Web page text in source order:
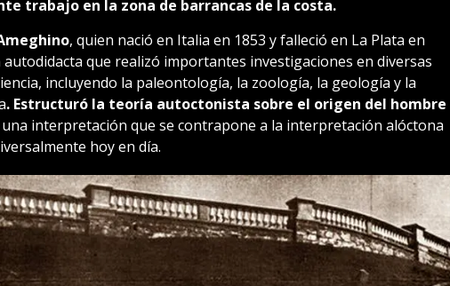
trabajo en la zona de barrancas de la costa.
, quien nació en Italia en 1853 y falleció en La Plata en
autodidacta que realizó importantes investigaciones en diversas
incluyendo la paleontología, la zoología, la geología y la
. Estructuró la teoría autoctonista sobre el origen del hombre
interpretación que se contrapone a la interpretación alóctona
hoy en día.